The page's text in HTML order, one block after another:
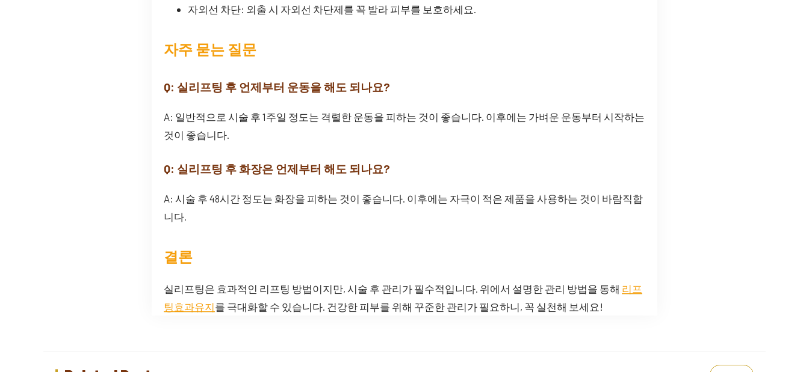
자외선 차단: 외출 시 자외선 차단제를 꼭 발라 피부를 보호하세요.
자주 묻는 질문
Q: 실리프팅 후 언제부터 운동을 해도 되나요?
A: 일반적으로 시술 후 1주일 정도는 격렬한 운동을 피하는 것이 좋습니다. 이후에는 가벼운 운동부터 시작하는
것이 좋습니다.
Q: 실리프팅 후 화장은 언제부터 해도 되나요?
A: 시술 후 48시간 정도는 화장을 피하는 것이 좋습니다. 이후에는 자극이 적은 제품을 사용하는 것이 바람직합
니다.
결론
실리프팅은 효과적인 리프팅 방법이지만, 시술 후 관리가 필수적입니다. 위에서 설명한 관리 방법을 통해 리프
팅효과유지를 극대화할 수 있습니다. 건강한 피부를 위해 꾸준한 관리가 필요하니, 꼭 실천해 보세요!